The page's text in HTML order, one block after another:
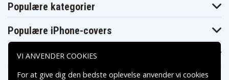
Populære kategorier
Populære iPhone-covers
Populære Samsung-covers
VI ANVENDER COOKIES
For at give dig den bedste oplevelse anvender vi cookies